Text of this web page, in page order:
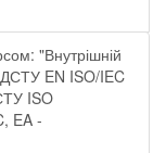
"Внутрішній
ДСТУ EN ISO/IEC
ISO
EA -